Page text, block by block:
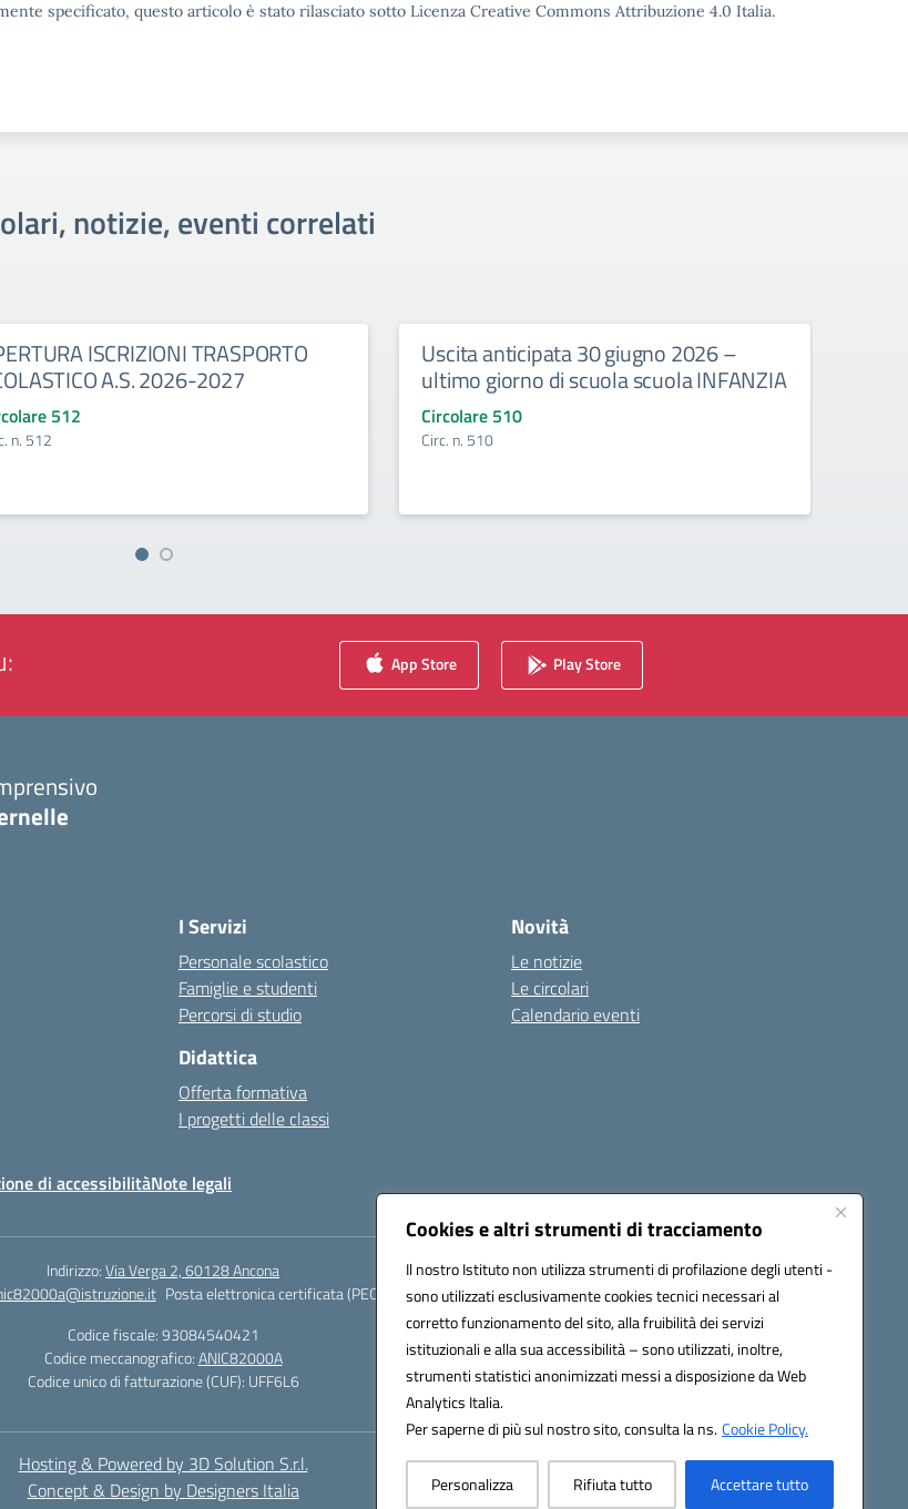
Cookies e altri strumenti di tracciamento
Il nostro Istituto non utilizza strumenti di profilazione degli utenti -
sono utilizzati esclusivamente cookies tecnici necessari al
corretto funzionamento del sito, alla fruibilità dei servizi
istituzionali e alla sua accessibilità – sono utilizzati, inoltre,
strumenti statistici anonimizzati messi a disposizione da Web
Analytics Italia.
Per saperne di più sul nostro sito, consulta la ns.Cookie Policy.
Personalizza Rifiuta tutto Accettare tutto
specificato, questo articolo è stato rilasciato sotto Licenza Creative Commons Attribuzione 4.0 Italia.
notizie, eventi correlati
ISCRIZIONI TRASPORTO
A.S. 2026-2027
512
n. 512
Uscita anticipata 30 giugno 2026 –
ultimo giorno di scuola scuola INFANZIA
Circolare 510
Circ. n. 510
App Store Play Store
I Servizi
Personale scolastico
Famiglie e studenti
Percorsi di studio
Didattica
Offerta formativa
I progetti delle classi
Novità
Le notizie
Le circolari
Calendario eventi
di accessibilitàNote legali
Indirizzo:Via Verga 2, 60128 Ancona
Posta elettronica certificata (PEC):
anic82000a@pec.istruzione.it
Codice fiscale: 93084540421
Codice meccanografico:ANIC82000A
Codice unico di fatturazione (CUF): UFF6L6
Hosting & Powered by 3D Solution S.r.l.
Concept & Design by Designers Italia